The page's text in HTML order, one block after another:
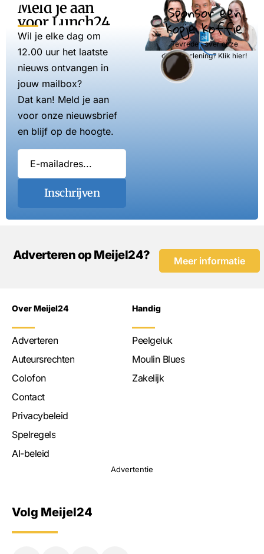
Meld je aan
voor Lunch24
Wil je elke dag om
12.00 uur het laatste
nieuws ontvangen in
jouw mailbox?
Dat kan! Meld je aan
voor onze nieuwsbrief
en blijf op de hoogte.
Inschrijven
Sponsor een
kopje koffie
Tevreden over onze
dienstverlening? Klik hier!
Adverteren op Meijel24? Meer informatie
Over Meijel24
Adverteren
Auteursrechten
Colofon
Contact
Privacybeleid
Spelregels
AI-beleid
Handig
Peelgeluk
Moulin Blues
Zakelijk
Advertentie
Volg Meijel24